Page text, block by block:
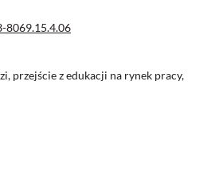
8069.15.4.06
przejście z edukacji na rynek pracy,